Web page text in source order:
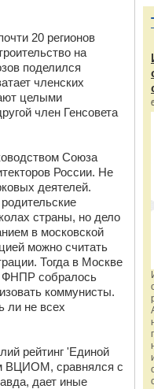
20 регионов
на
поделился
членских
целыми
член Генсовета
Союза
России. Не
деятелей.
страны, но дело
в московской
можно считать
Тогда в Москве
ФНПР собралось
коммунисты.
ли не всех
рейтинг 'Единой
ВЦИОМ, сравнялся с
дает иные